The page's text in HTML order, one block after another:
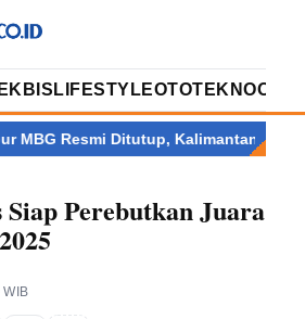
EKBIS LIFESTYLEOTOTEKNOOPINI
Ditutup, Kalimantan Terbanyak
Perebutkan Juara